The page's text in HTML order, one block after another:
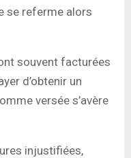
se referme alors
souvent facturées
d’obtenir un
versée s’avère
injustifiées,